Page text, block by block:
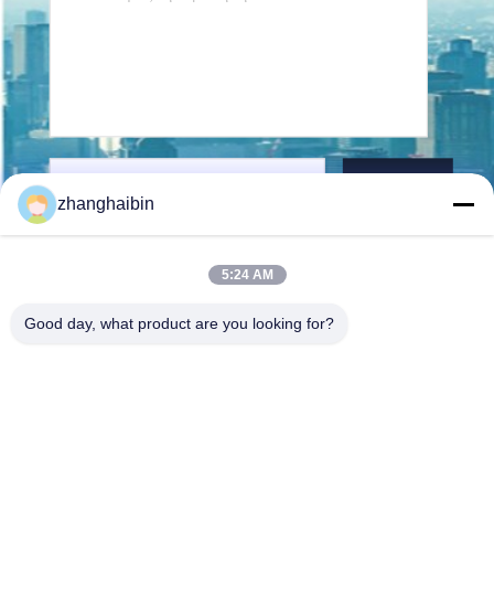
zhanghaibin
5:24 AM
Good day, what product are you looking for?